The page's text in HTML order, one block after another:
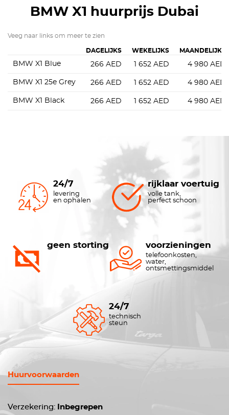
BMW X1 huurprijs Dubai
Veeg naar links om meer te zien
DAGELIJKS WEKELIJKS MAANDELIJKS
BMW X1 Blue 266 AED 1 652 AED 4 980 AED
BMW X1 25e Grey 266 AED 1 652 AED 4 980 AED
BMW X1 Black 266 AED 1 652 AED 4 980 AED
24/7
levering
en ophalen
rijklaar voertuig
volle tank,
perfect schoon
geen storting voorzieningen
telefoonkosten,
water,
ontsmettingsmiddel
24/7
technisch
steun
Huurvoorwaarden
Verzekering:
Inbegrepen